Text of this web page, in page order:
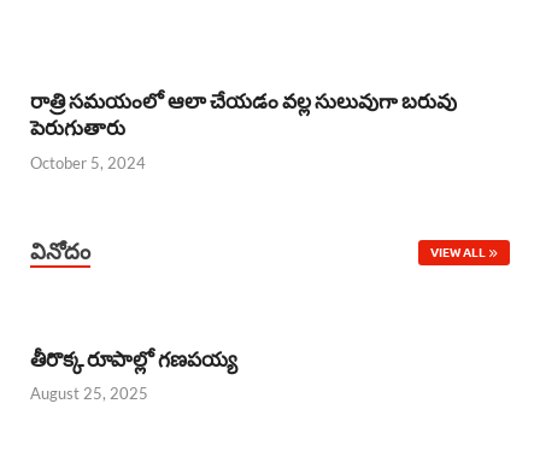
రాత్రి సమయంలో ఆలా చేయడం వల్ల సులువుగా బరువు
పెరుగుతారు
October 5, 2024
వినోదం VIEW ALL
తీరొక్క రూపాల్లో గణపయ్య
August 25, 2025